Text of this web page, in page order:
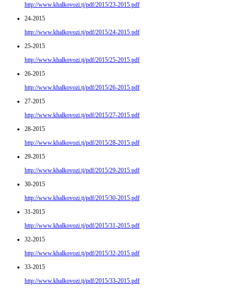
http://www.khalkovozi.tj/pdf/2015/23-2015.pdf
24-2015
http://www.khalkovozi.tj/pdf/2015/24-2015.pdf
25-2015
http://www.khalkovozi.tj/pdf/2015/25-2015.pdf
26-2015
http://www.khalkovozi.tj/pdf/2015/26-2015.pdf
27-2015
http://www.khalkovozi.tj/pdf/2015/27-2015.pdf
28-2015
http://www.khalkovozi.tj/pdf/2015/28-2015.pdf
29-2015
http://www.khalkovozi.tj/pdf/2015/29-2015.pdf
30-2015
http://www.khalkovozi.tj/pdf/2015/30-2015.pdf
31-2015
http://www.khalkovozi.tj/pdf/2015/31-2015.pdf
32-2015
http://www.khalkovozi.tj/pdf/2015/32-2015.pdf
33-2015
http://www.khalkovozi.tj/pdf/2015/33-2015.pdf